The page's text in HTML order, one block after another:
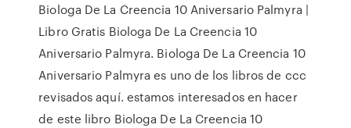
Biologa De La Creencia 10 Aniversario Palmyra |
Libro Gratis Biologa De La Creencia 10
Aniversario Palmyra. Biologa De La Creencia 10
Aniversario Palmyra es uno de los libros de ccc
revisados aquí. estamos interesados en hacer
de este libro Biologa De La Creencia 10